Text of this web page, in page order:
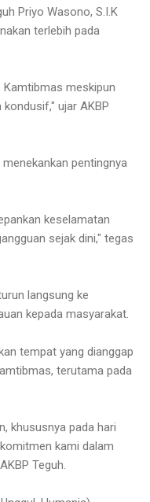
Priyo Wasono, S.I.K
terlebih pada
meskipun
ujar AKBP
pentingnya
keselamatan
sejak dini," tegas
langsung ke
kepada masyarakat.
tempat yang dianggap
terutama pada
khususnya pada hari
kami dalam
Teguh.